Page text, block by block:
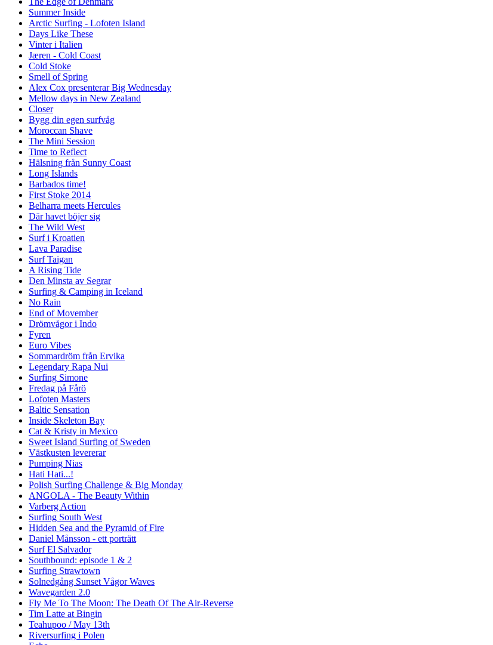
Summer Inside
Arctic Surfing - Lofoten Island
Days Like These
Vinter i Italien
Jæren - Cold Coast
Cold Stoke
Smell of Spring
Alex Cox presenterar Big Wednesday
Mellow days in New Zealand
Closer
Bygg din egen surfvåg
Moroccan Shave
The Mini Session
Time to Reflect
Hälsning från Sunny Coast
Long Islands
Barbados time!
First Stoke 2014
Belharra meets Hercules
Där havet böjer sig
The Wild West
Surf i Kroatien
Lava Paradise
Surf Taigan
A Rising Tide
Den Minsta av Segrar
Surfing & Camping in Iceland
No Rain
End of Movember
Drömvågor i Indo
Fyren
Euro Vibes
Sommardröm från Ervika
Legendary Rapa Nui
Surfing Simone
Fredag på Fårö
Lofoten Masters
Baltic Sensation
Inside Skeleton Bay
Cat & Kristy in Mexico
Sweet Island Surfing of Sweden
Västkusten levererar
Pumping Nias
Hati Hati...!
Polish Surfing Challenge & Big Monday
ANGOLA - The Beauty Within
Varberg Action
Surfing South West
Hidden Sea and the Pyramid of Fire
Daniel Månsson - ett porträtt
Surf El Salvador
Southbound: episode 1 & 2
Surfing Strawtown
Solnedgång Sunset Vågor Waves
Wavegarden 2.0
Fly Me To The Moon: The Death Of The Air-Reverse
Tim Latte at Bingin
Teahupoo / May 13th
Riversurfing i Polen